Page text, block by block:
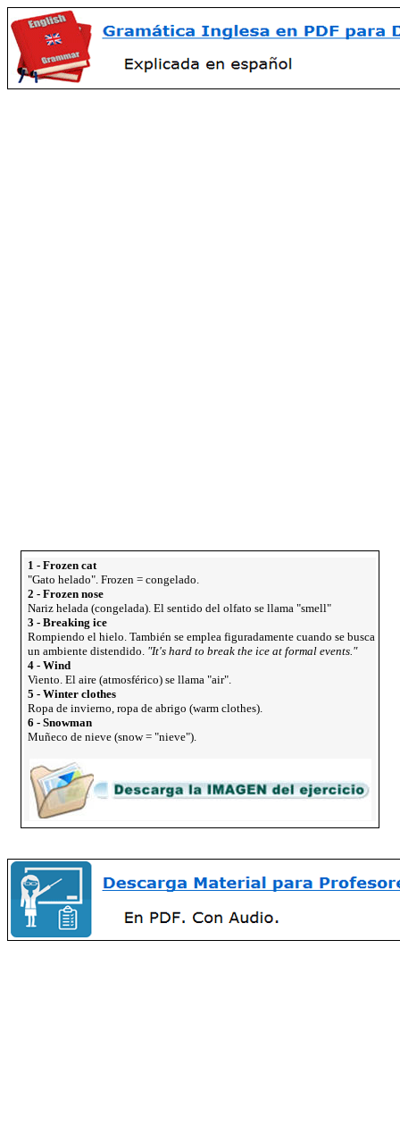
1 - Frozen cat
"Gato helado". Frozen = congelado.
2 - Frozen nose
Nariz helada (congelada). El sentido del olfato se llama "smell"
3 - Breaking ice
Rompiendo el hielo. También se emplea figuradamente cuando se busca
un ambiente distendido. "It's hard to break the ice at formal events."
4 - Wind
Viento. El aire (atmosférico) se llama "air".
5 - Winter clothes
Ropa de invierno, ropa de abrigo (warm clothes).
6 - Snowman
Muñeco de nieve (snow = "nieve").